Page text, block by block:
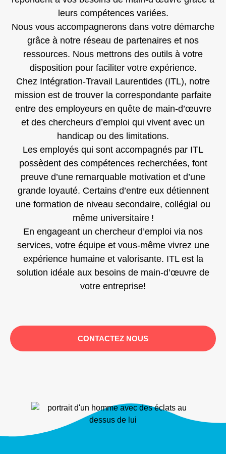
leurs compétences variées.
Nous vous accompagnerons dans votre démarche
grâce à notre réseau de partenaires et nos
ressources. Nous mettrons des outils à votre
disposition pour faciliter votre expérience.
Chez Intégration-Travail Laurentides (ITL), notre
mission est de trouver la correspondante parfaite
entre des employeurs en quête de main-d’œuvre
et des chercheurs d’emploi qui vivent avec un
handicap ou des limitations.
Les employés qui sont accompagnés par ITL
possèdent des compétences recherchées, font
preuve d’une remarquable motivation et d’une
grande loyauté. Certains d’entre eux détiennent
une formation de niveau secondaire, collégial ou
même universitaire !
En engageant un chercheur d’emploi via nos
services, votre équipe et vous-même vivrez une
expérience humaine et valorisante. ITL est la
solution idéale aux besoins de main-d’œuvre de
votre entreprise!
CONTACTEZ NOUS